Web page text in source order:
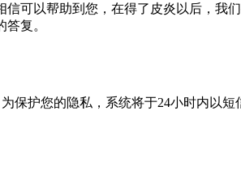
以帮助到您，在得了皮炎以后，我
复。
保护您的隐私，系统将于24小时内以